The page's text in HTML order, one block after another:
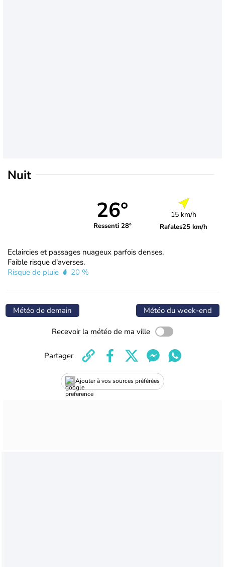
Nuit
26°
Ressenti 28°
15 km/h
Rafales25 km/h
Eclaircies et passages nuageux parfois denses.
Faible risque d'averses.
Risque de pluie
20 %
Météo de demain Météo du week-end
Recevoir la météo de ma ville
Ajouter à vos sources préférées
Partager